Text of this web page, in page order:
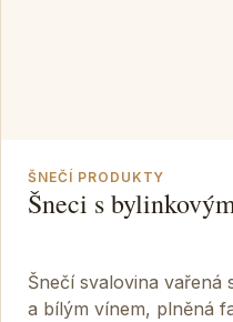
ŠNEČÍ PRODUKTY
Šneci s
Šnečí svalovina vařená
a bílým vínem, plněná